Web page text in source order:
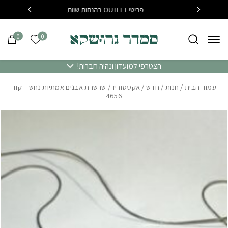
Skip to Content פריטי OUTLET בהנחות שוות
0 הרשימה
0
הצטרפי למועדון ונהיה חברות!
עמוד הבית/ חנות / חדש/ אקססוריז / שרשרת אבנים אמתיות נחש – קוד
4656
בחזרה למעלה